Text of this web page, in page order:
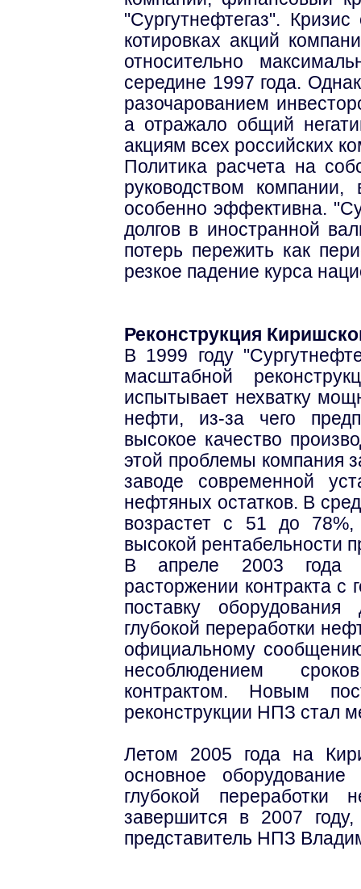
"Сургутнефтегаз".
котировках акций
относительно
середине 1997 года.
разочарованием
а отражало общий
акциям всех российских
Политика расчета на
руководством компании,
особенно эффективна.
долгов в иностранной
потерь пережить как
резкое падение курса
Реконструкция
В 1999 году
масштабной
испытывает нехватку
нефти, из-за чего
высокое качество
этой проблемы компания
заводе современной
нефтяных остатков. В
возрастет с 51 до 78%,
высокой рентабельности
В апреле 2003 года
расторжении контракта с
поставку оборудования
глубокой переработки
официальному
несоблюдением
контрактом. Новым
реконструкции НПЗ стал
Летом 2005 года на
основное оборудование
глубокой переработки
завершится в 2007
представитель НПЗ